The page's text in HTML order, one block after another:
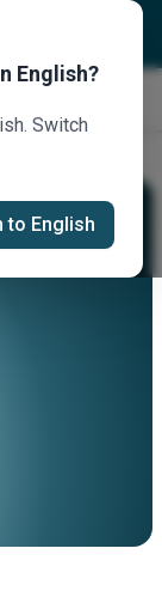
Aut.
English?
Switch
to English